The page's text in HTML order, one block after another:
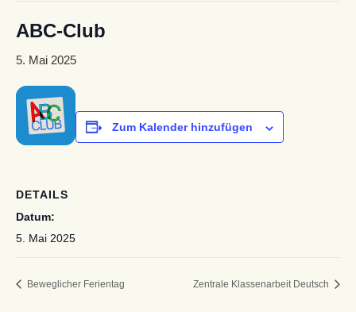
ABC-Club
5. Mai 2025
Zum Kalender hinzufügen
DETAILS
Datum:
5. Mai 2025
Beweglicher Ferientag Zentrale Klassenarbeit Deutsch